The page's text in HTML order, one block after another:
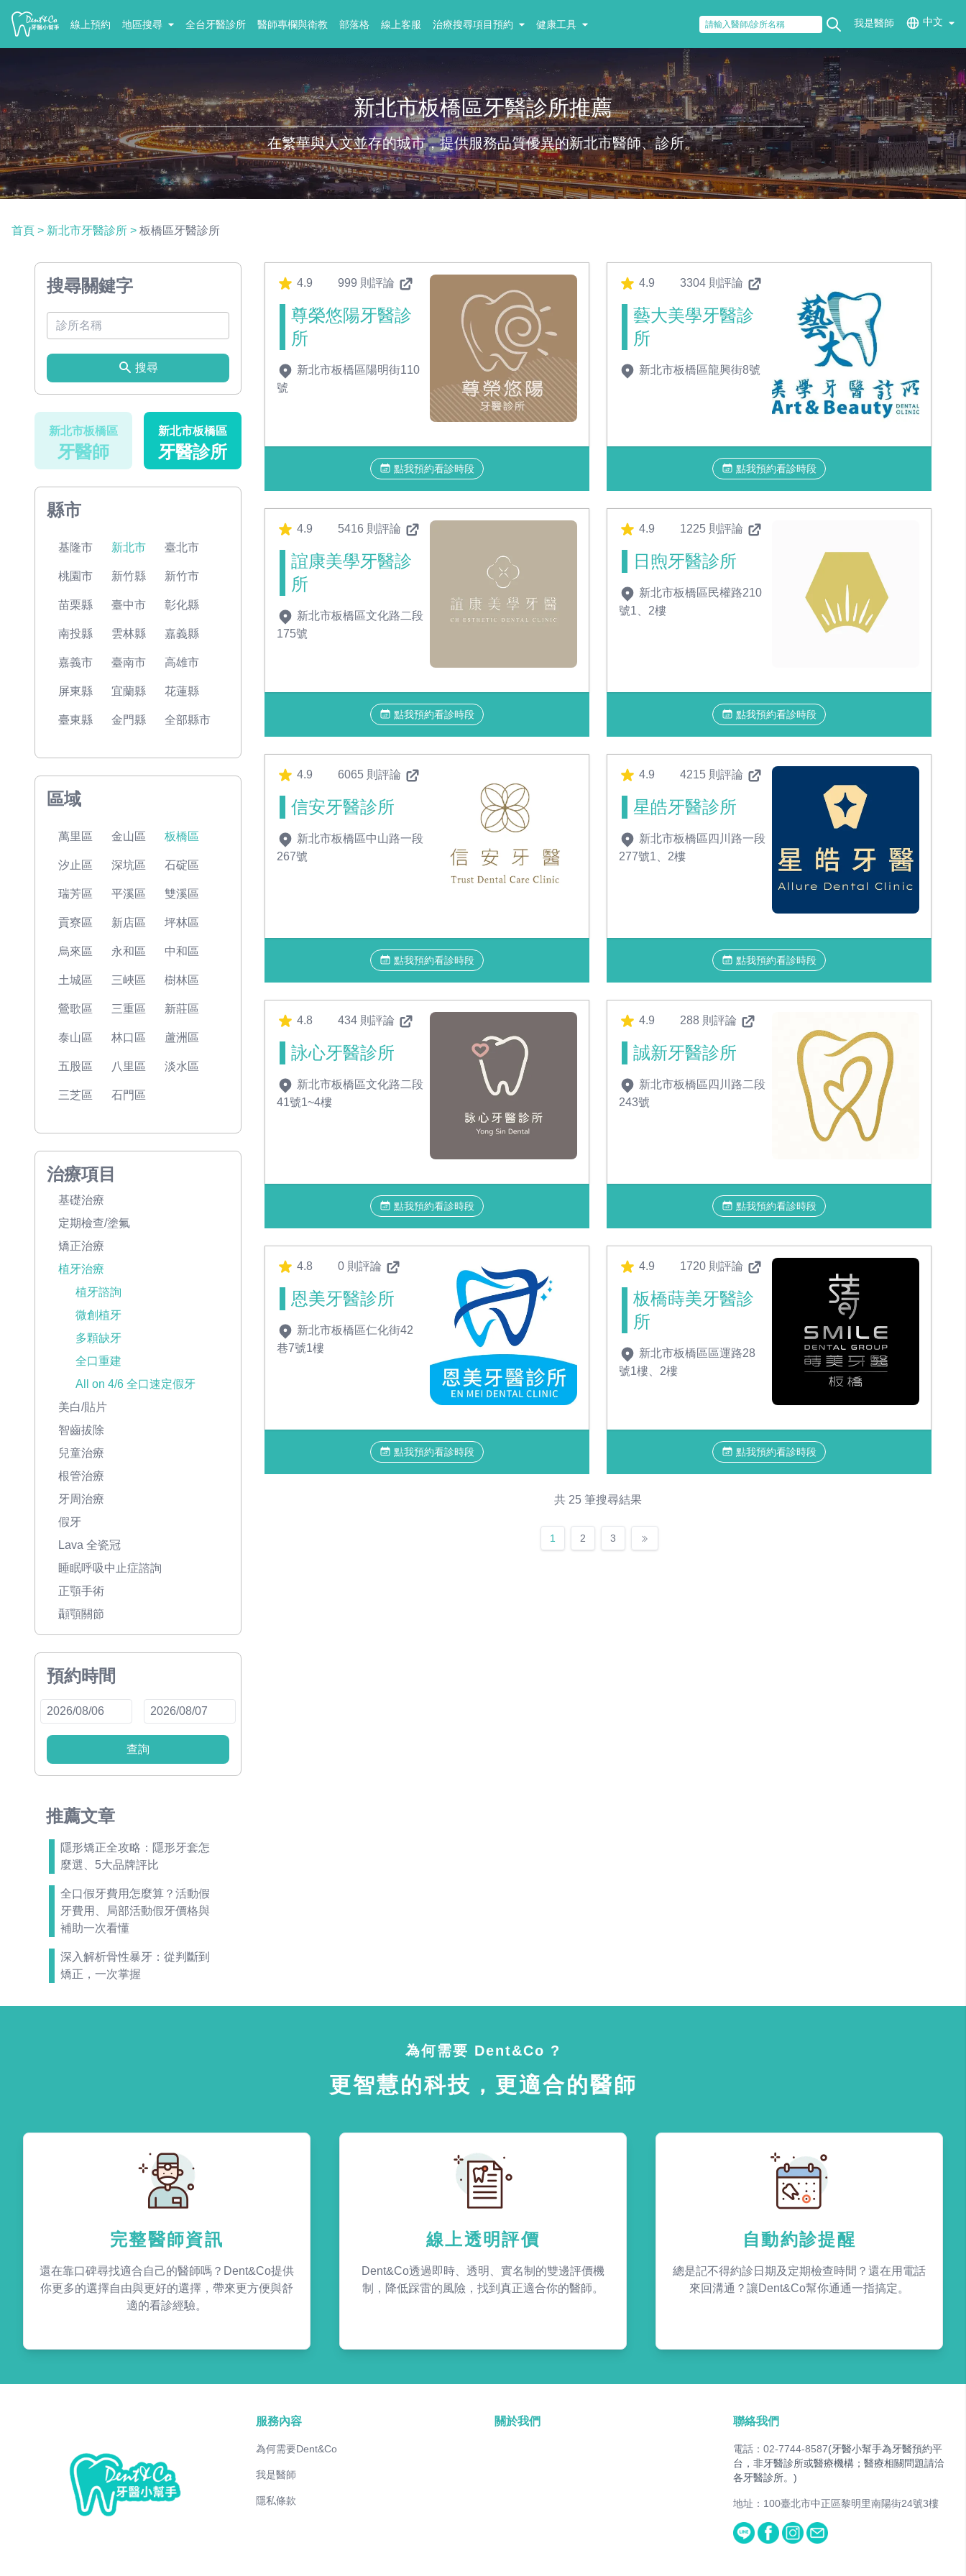
線上預約 地區搜尋 全台牙醫診所 醫師專欄與衛教 部落格 線上客服 治療搜尋項目預約 健康工具 我是醫師 中文
新北市板橋區牙醫診所推薦
在繁華與人文並存的城市，提供服務品質優異的新北市醫師、診所。
首頁 > 新北市牙醫診所 > 板橋區牙醫診所
搜尋關鍵字
搜尋
新北市板橋區
牙醫師
新北市板橋區
牙醫診所
縣市
基隆市 新北市 臺北市
桃園市 新竹縣 新竹市
苗栗縣 臺中市 彰化縣
南投縣 雲林縣 嘉義縣
嘉義市 臺南市 高雄市
屏東縣 宜蘭縣 花蓮縣
臺東縣 金門縣 全部縣市
區域
萬里區 金山區 板橋區
汐止區 深坑區 石碇區
瑞芳區 平溪區 雙溪區
貢寮區 新店區 坪林區
烏來區 永和區 中和區
土城區 三峽區 樹林區
鶯歌區 三重區 新莊區
泰山區 林口區 蘆洲區
五股區 八里區 淡水區
三芝區 石門區
治療項目
基礎治療
定期檢查/塗氟
矯正治療
植牙治療
植牙諮詢
微創植牙
多顆缺牙
全口重建
All on 4/6 全口速定假牙
美白/貼片
智齒拔除
兒童治療
根管治療
牙周治療
假牙
Lava 全瓷冠
睡眠呼吸中止症諮詢
正顎手術
顳顎關節
預約時間
查詢
推薦文章
隱形矯正全攻略：隱形牙套怎
麼選、5大品牌評比
全口假牙費用怎麼算？活動假
牙費用、局部活動假牙價格與
補助一次看懂
深入解析骨性暴牙：從判斷到
矯正，一次掌握
4.9 999 則評論
尊榮悠陽牙醫診
所
新北市板橋區陽明街110
號
點我預約看診時段
4.9 3304 則評論
藝大美學牙醫診
所
新北市板橋區龍興街8號
點我預約看診時段
4.9 5416 則評論
誼康美學牙醫診
所
新北市板橋區文化路二段
175號
點我預約看診時段
4.9 1225 則評論
日煦牙醫診所
新北市板橋區民權路210
號1、2樓
點我預約看診時段
4.9 6065 則評論
信安牙醫診所
新北市板橋區中山路一段
267號
點我預約看診時段
4.9 4215 則評論
星皓牙醫診所
新北市板橋區四川路一段
277號1、2樓
點我預約看診時段
4.8 434 則評論
詠心牙醫診所
新北市板橋區文化路二段
41號1~4樓
點我預約看診時段
4.9 288 則評論
誠新牙醫診所
新北市板橋區四川路二段
243號
點我預約看診時段
4.8 0 則評論
恩美牙醫診所
新北市板橋區仁化街42
巷7號1樓
點我預約看診時段
4.9 1720 則評論
板橋蒔美牙醫診
所
新北市板橋區區運路28
號1樓、2樓
點我預約看診時段
共 25 筆搜尋結果
1 2 3
為何需要 Dent&Co ?
更智慧的科技，更適合的醫師
完整醫師資訊
還在靠口碑尋找適合自己的醫師嗎？Dent&Co提供
你更多的選擇自由與更好的選擇，帶來更方便與舒
適的看診經驗。
線上透明評價
Dent&Co透過即時、透明、實名制的雙邊評價機
制，降低踩雷的風險，找到真正適合你的醫師。
自動約診提醒
總是記不得約診日期及定期檢查時間？還在用電話
來回溝通？讓Dent&Co幫你通通一指搞定。
服務內容
為何需要Dent&Co
我是醫師
隱私條款
關於我們 聯絡我們
電話：02-7744-8587(牙醫小幫手為牙醫預約平
台，非牙醫診所或醫療機構；醫療相關問題請洽
各牙醫診所。)
地址：100臺北市中正區黎明里南陽街24號3樓